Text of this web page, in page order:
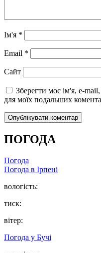
Ім'я *
Email *
Сайт
Зберегти моє ім'я, e-
для моїх подальших
ПОГОДА
Погода
Погода в Ірпені
вологість:
тиск:
вітер:
Погода у Бучі